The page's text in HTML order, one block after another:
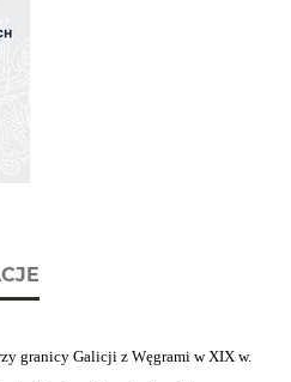
granicy Galicji z Węgrami w XIX w.